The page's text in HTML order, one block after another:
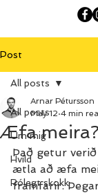
Post
All posts
Um mig
Hvíld
Rólegt skokk
All posts
Æfa meira?
Arnar Pétursson
May 12 4 min
Það getur
ætla að æfa
framfarir.